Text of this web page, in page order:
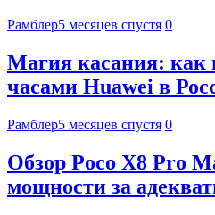
Рамблер5 месяцев спустя 0
Магия касания:
часами Huawei в
Рамблер5 месяцев спустя 0
Обзор Poco X8 Pro
мощности за